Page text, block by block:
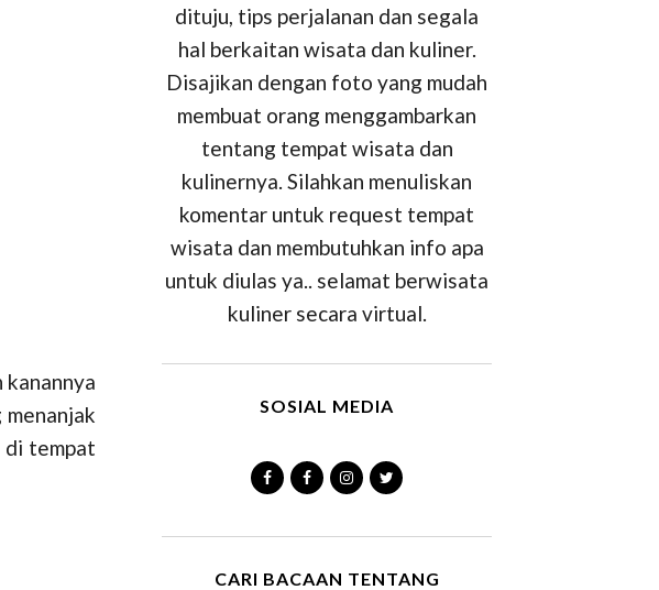
di tempat
dituju, tips perjalanan dan segala
hal berkaitan wisata dan kuliner.
Disajikan dengan foto yang mudah
membuat orang menggambarkan
tentang tempat wisata dan
kulinernya. Silahkan menuliskan
komentar untuk request tempat
wisata dan membutuhkan info apa
untuk diulas ya.. selamat berwisata
kuliner secara virtual.
SOSIAL MEDIA
CARI BACAAN TENTANG